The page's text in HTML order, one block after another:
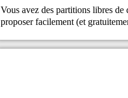
Vous avez des partitions libres
proposer facilement (et